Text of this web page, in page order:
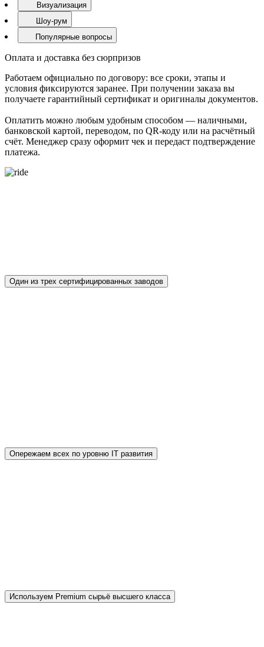
Визуализация
Шоу-рум
Популярные вопросы
Оплата и доставка без сюрпризов
Работаем официально по договору: все сроки, этапы и
условия фиксируются заранее. При получении заказа вы
получаете гарантийный сертификат и оригиналы документов.
Оплатить можно любым удобным способом — наличными,
банковской картой, переводом, по QR-коду или на расчётный
счёт. Менеджер сразу оформит чек и передаст подтверждение
платежа.
Один из трех сертифицированных заводов
Опережаем всех по уровню IT развития
Используем Premium сырьё высшего класса